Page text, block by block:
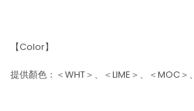
【Color】
提供顏色：＜WHT＞、＜LIME＞、＜MOC＞